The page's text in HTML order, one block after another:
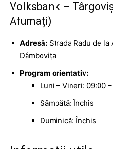
Volksbank –
Afumați)
Adresă: Strada Radu de
Dâmbovița
Program orientativ:
Luni – Vineri: 09:00 –
Sâmbătă: Închis
Duminică: Închis